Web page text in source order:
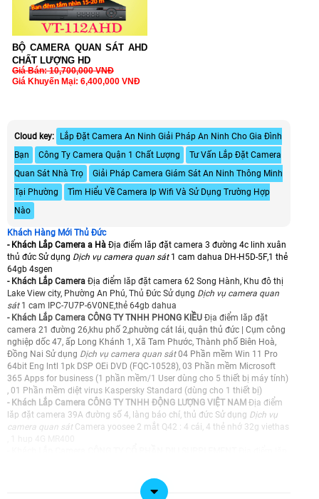
BỘ CAMERA QUAN SÁT AHD
CHẤT LƯỢNG HD
Giá Bán: 10,700,000 VNĐ
Giá Khuyến Mại: 6,400,000 VNĐ
Cloud key:
Lắp Đặt Camera An Ninh Giải Pháp An Ninh Cho Gia Đình
Bạn
Công Ty Camera Quận 1 Chất Lượng
Tư Vấn Lắp Đặt Camera
Quan Sát Nhà Trọ
Giải Pháp Camera Giám Sát An Ninh Thông Minh
Tại Phường
Tìm Hiểu Về Camera Ip Wifi Và Sử Dụng Trường Hợp
Nào
Khách Hàng Mới Thủ Đức
- Khách Lắp Camera a Hà Địa điểm lăp đặt camera 3 đường 4c linh xuân
thủ đức Sử dụng Dịch vụ camera quan sát 1 cam dahua DH-H5D-5F,1 thẻ
64gb 4sgen
- Khách Lắp Camera Địa điểm lăp đặt camera 62 Song Hành, Khu đô thị
Lake View city, Phường An Phú, Thủ Đức Sử dụng Dịch vụ camera quan
sát 1 cam IPC-7U7P-6V0NE,thẻ 64gb dahua
- Khách Lắp Camera CÔNG TY TNHH PHONG KIỀU Địa điểm lăp đặt
camera 21 đường 26,khu phố 2,phường cát lái, quận thủ đức | Cụm công
nghiệp dốc 47, ấp Long Khánh 1, Xã Tam Phước, Thành phố Biên Hoà,
Đồng Nai Sử dụng Dịch vụ camera quan sát04 Phần mềm Win 11 Pro
64bit Eng lntl 1pk DSP OEi DVD (FQC-10528), 03 Phần mềm Microsoft
365 Apps for business (1 phần mềm/1 User dùng cho 5 thiết bị máy tính)
, 01 Phần mềm diệt virus Kaspersky Standard (dùng cho 1 thiết bị)
- Khách Lắp Camera CÔNG TY TNHH ĐỘNG LƯỢNG VIỆT NAM Địa điểm
lăp đặt camera 39A đường số 4, làng báo chí, thủ đức Sử dụng Dịch vụ
camera quan sát Camera yoosee 2 mắt Q42 : 4 cái, 4 thẻ nhớ 32g viethas